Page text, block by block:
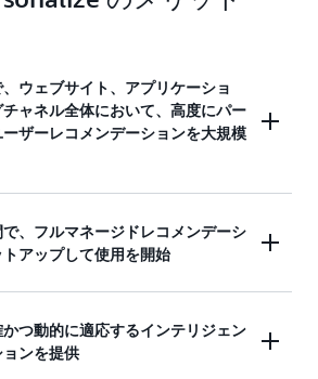
ウェブサイト、アプリケーショ
ャネル全体において、高度にパー
ザーレコメンデーションを大規模
のユーザーインタラクションから
トレーニングできます。Amazon
先端の人工知能を使用して、お
ト、アプリケーション、検索エン
ングチャネル全体にわたって低レ
、フルマネージドレコメンデーシ
アップして使用を開始
ンデーションエンジンを立ち上げ
ンフラストラクチャを管理できま
つ動的に適応するインテリジェン
ョンを提供